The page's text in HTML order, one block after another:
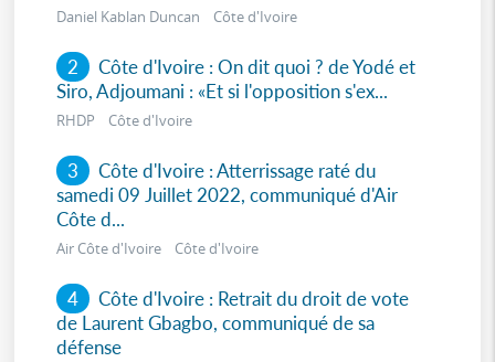
Daniel Kablan Duncan Côte d'Ivoire
2 Côte d'Ivoire : On dit quoi ? de Yodé et
Siro, Adjoumani : «Et si l'opposition s'ex...
RHDP Côte d'Ivoire
3 Côte d'Ivoire : Atterrissage raté du
samedi 09 Juillet 2022, communiqué d'Air
Côte d...
Air Côte d'Ivoire Côte d'Ivoire
4 Côte d'Ivoire : Retrait du droit de vote
de Laurent Gbagbo, communiqué de sa
défense